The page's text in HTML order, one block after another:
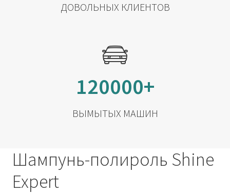
ДОВОЛЬНЫХ КЛИЕНТОВ
120000+
ВЫМЫТЫХ МАШИН
Шампунь-полироль Shine
Expert